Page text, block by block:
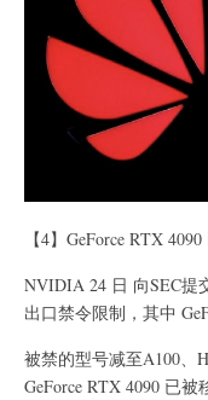
【4】GeForce RTX
NVIDIA 24 日 向SEC提
出口禁令限制，其中
被禁的型号减至A100、
GeForce RTX 4090 已被